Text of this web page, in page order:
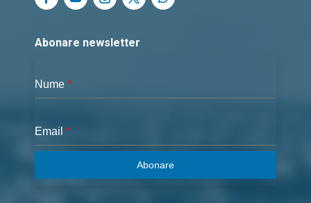
Abonare newsletter
Nume *
Email *
Abonare